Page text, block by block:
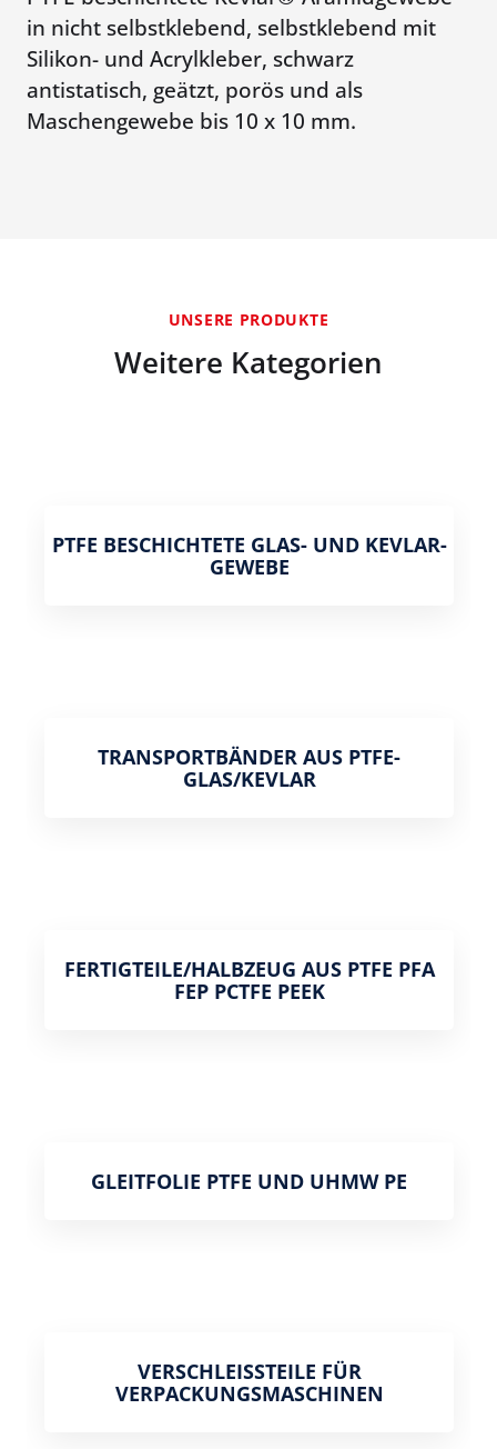
in nicht selbstklebend, selbstklebend mit
Silikon- und Acrylkleber, schwarz
antistatisch, geätzt, porös und als
Maschengewebe bis 10 x 10 mm.
UNSERE PRODUKTE
Weitere Kategorien
PTFE BESCHICHTETE GLAS- UND KEVLAR-
GEWEBE
TRANSPORTBÄNDER AUS PTFE-
GLAS/KEVLAR
FERTIGTEILE/HALBZEUG AUS PTFE PFA
FEP PCTFE PEEK
GLEITFOLIE PTFE UND UHMW PE
VERSCHLEISSTEILE FÜR V
ERPACKUNGSMASCHINEN